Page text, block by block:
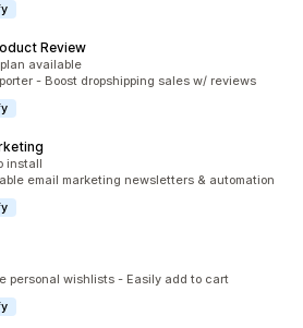
Review
1388
available
- Boost dropshipping sales w/ reviews
644
install
email marketing newsletters & automation
11
personal wishlists - Easily add to cart